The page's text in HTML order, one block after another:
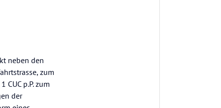
neben den
zum
p.P. zum
der